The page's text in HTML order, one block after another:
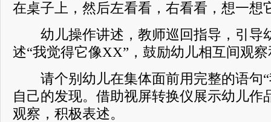
在桌子上，然后左看看，右看看，想一想
幼儿操作讲述，教师巡回指导，引导
述“我觉得它像XX”，鼓励幼儿相互间观
请个别幼儿在集体面前用完整的语句“
自己的发现。借助视屏转换仪展示幼儿作
观察，积极表述。